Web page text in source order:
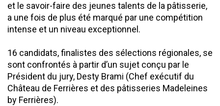
et le savoir-faire des jeunes talents de la pâtisserie,
a une fois de plus été marqué par une compétition
intense et un niveau exceptionnel.
16 candidats, finalistes des sélections régionales, se
sont confrontés à partir d’un sujet conçu par le
Président du jury, Desty Brami (Chef exécutif du
Château de Ferrières et des pâtisseries Madeleines
by Ferrières).